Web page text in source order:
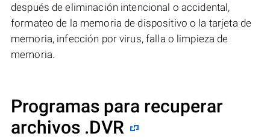
después de eliminación intencional o accidental,
formateo de la memoria de dispositivo o la tarjeta de
memoria, infección por virus, falla o limpieza de
memoria.
Programas para recuperar
archivos .DVR